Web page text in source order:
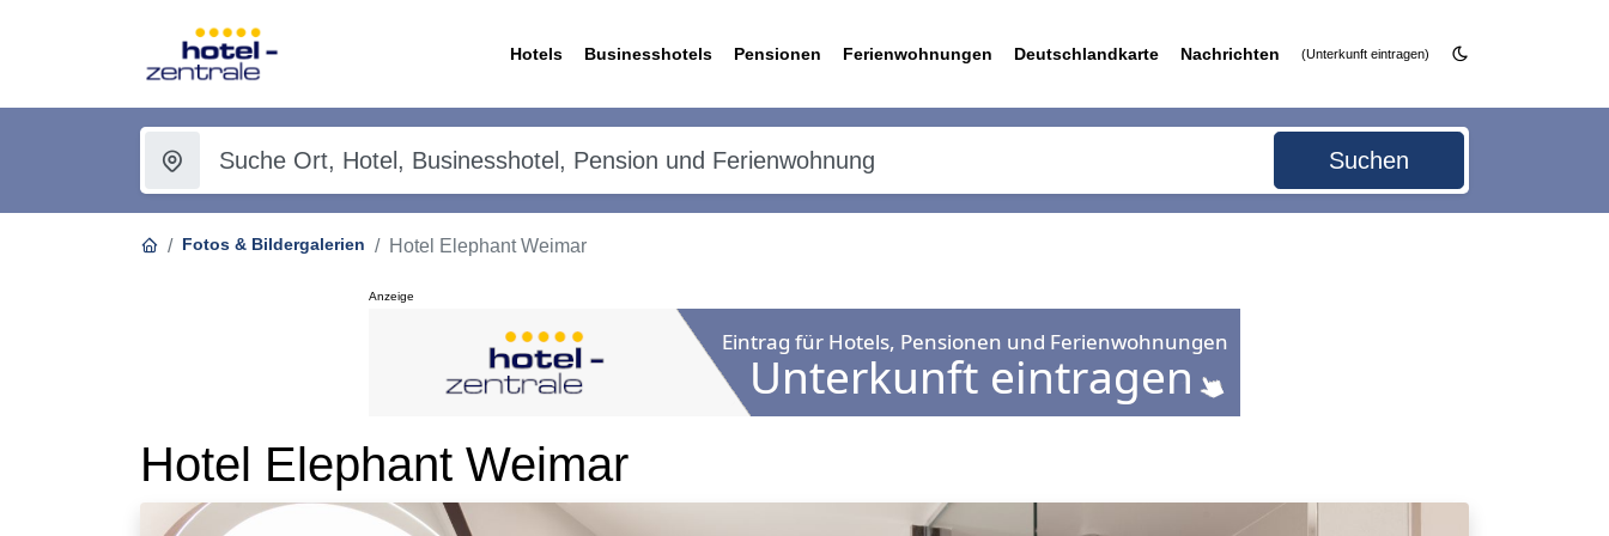
Hotels Businesshotels Pensionen Ferienwohnungen Deutschlandkarte Nachrichten (Unterkunft eintragen)
Suchen
Fotos & Bildergalerien Hotel Elephant Weimar
Anzeige
Hotel Elephant Weimar